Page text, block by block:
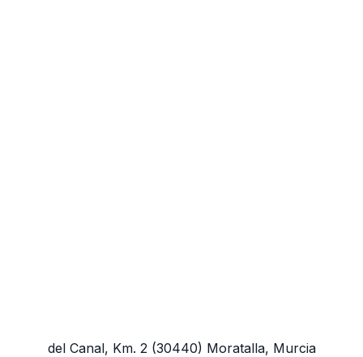
del Canal, Km. 2 (30440) Moratalla, Murcia